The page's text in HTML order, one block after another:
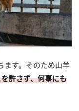
ます。そのため山羊
許さず、何事にも